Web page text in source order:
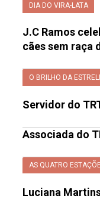
DIA DO VIRA-LATA
J.C Ramos
cães sem raça
O BRILHO DA
Servidor do
Associada do
AS QUATRO
Luciana